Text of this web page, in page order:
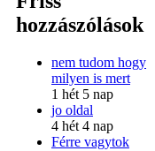
hozzászólások
nem tudom hogy
milyen is mert
1 hét 5 nap
jo oldal
4 hét 4 nap
Férre vagytok